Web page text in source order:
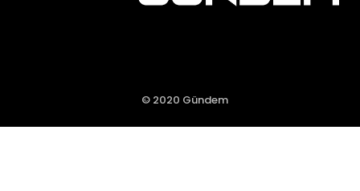
© 2020 Gündem